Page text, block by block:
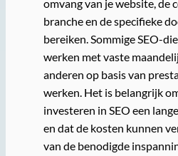
omvang van je website, de
branche en de specifieke
bereiken. Sommige SEO-
werken met vaste
anderen op basis van
werken. Het is belangrijk
investeren in SEO een
en dat de kosten kunnen
van de benodigde